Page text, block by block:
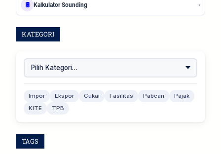
🛢️ Kalkulator Sounding ›
KATEGORI
Impor Ekspor Cukai Fasilitas Pabean
Pajak
KITE
TPB
TAGS